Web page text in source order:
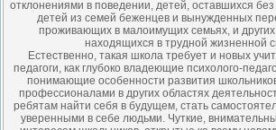
отклонениями в поведении, детей, оставшихся
детей из семей беженцев и вынужденных
проживающих в малоимущих семьях, и других
находящихся в трудной жизненной
Естественно, такая школа требует и новых
педагоги, как глубоко владеющие психолого-
понимающие особенности развития
профессионалами в других областях
ребятам найти себя в будущем, стать
уверенными в себе людьми. Чуткие,